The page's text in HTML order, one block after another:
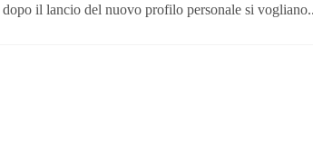
il lancio del nuovo profilo personale si